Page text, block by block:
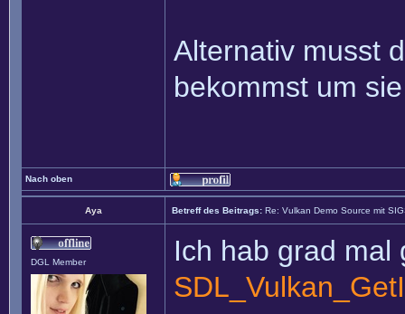
Alternativ musst
bekommst um
Nach oben
Aya Betreff des Beitrags: Re: Vulkan Demo Source mit
DGL Member
Ich hab grad mal